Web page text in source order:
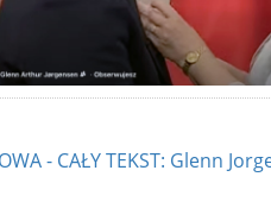
- CAŁY TEKST: Glenn